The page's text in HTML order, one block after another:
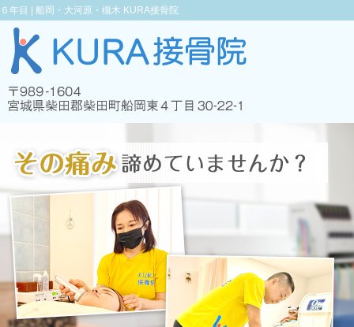
６年目 | 船岡・大河原・槻木 KURA接骨院